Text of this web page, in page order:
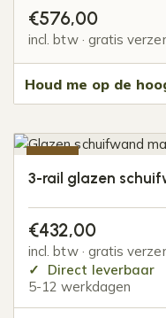
€576,00
incl. btw · gratis
Houd me op de
3-rail glazen
€432,00
incl. btw · gratis
Direct leverbaar
5-12 werkdagen